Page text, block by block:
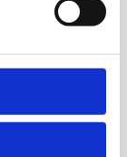
låg
ätit mycket
och undviker